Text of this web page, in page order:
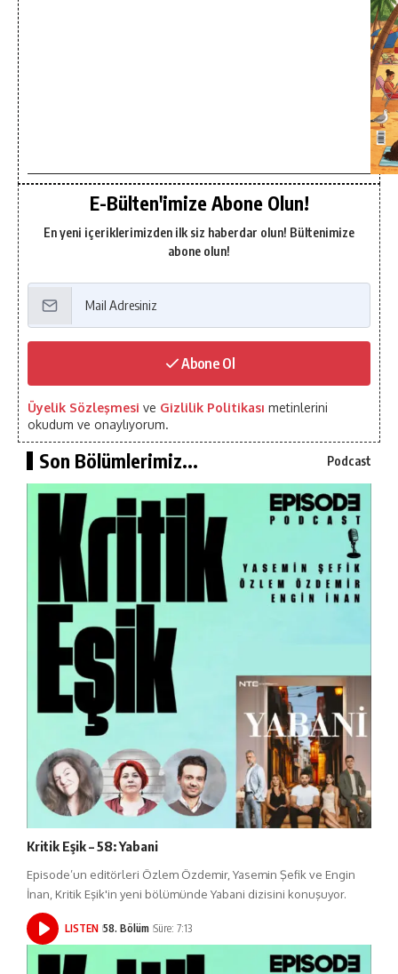
E-Bülten'imize Abone Olun!
En yeni içeriklerimizden ilk siz haberdar olun! Bültenimize
abone olun!
Abone Ol
Üyelik Sözleşmesi ve Gizlilik Politikası metinlerini
okudum ve onaylıyorum.
Son Bölümlerimiz... Podcast
Kritik Eşik – 58: Yabani
Episode’un editörleri Özlem Özdemir, Yasemin Şefik ve Engin
İnan, Kritik Eşik'in yeni bölümünde Yabani dizisini konuşuyor.
LISTEN 58. Bölüm Süre: 7:13